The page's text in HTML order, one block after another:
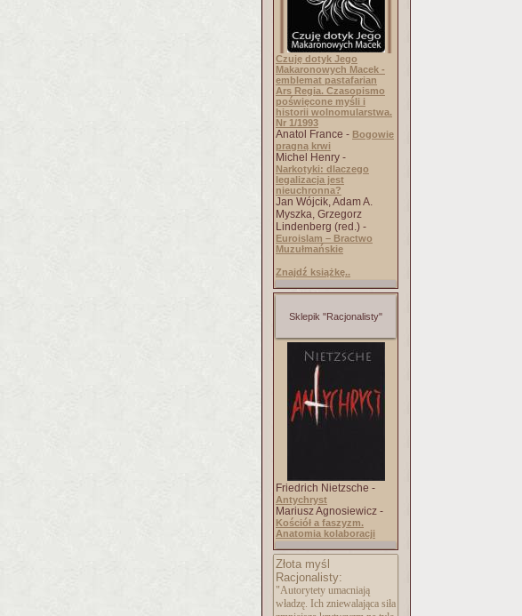
Czuję dotyk Jego
Makaronowych Macek -
emblemat pastafarian
Ars Regia. Czasopismo
poświęcone myśli i
historii wolnomularstwa.
Nr 1/1993
Anatol France - Bogowie
pragną krwi
Michel Henry -
Narkotyki: dlaczego
legalizacja jest
nieuchronna?
Jan Wójcik, Adam A.
Myszka, Grzegorz
Lindenberg (red.) -
Euroislam – Bractwo
Muzułmańskie
Znajdź książkę..
Sklepik "Racjonalisty"
Friedrich Nietzsche -
Antychryst
Mariusz Agnosiewicz -
Kościół a faszyzm.
Anatomia kolaboracji
Złota myśl
Racjonalisty:
"Autorytety umacniają
władzę. Ich zniewalająca siła